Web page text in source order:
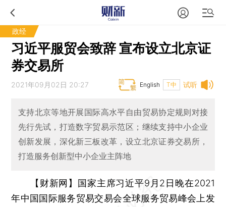
政经
习近平服贸会致辞 宣布设立北京证
券交易所
试听
2021年09月02日 20:27 T中
English
支持北京等地开展国际高水平自由贸易协定规则对接
先行先试，打造数字贸易示范区；继续支持中小企业
创新发展，深化新三板改革，设立北京证券交易所，
打造服务创新型中小企业主阵地
【财新网】 国家主席习近平9月2日晚在2021
年中国国际服务贸易交易会全球服务贸易峰会上发